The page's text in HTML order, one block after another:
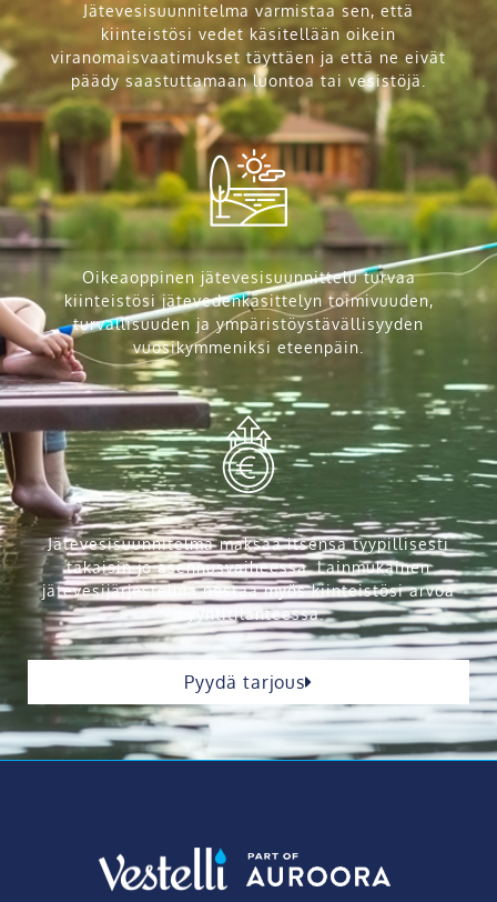
Jätevesisuunnitelma varmistaa sen, että
kiinteistösi vedet käsitellään oikein
viranomaisvaatimukset täyttäen ja että ne eivät
päädy saastuttamaan luontoa tai vesistöjä.
Oikeaoppinen jätevesisuunnittelu turvaa
kiinteistösi jätevedenkäsittelyn toimivuuden,
turvallisuuden ja ympäristöystävällisyyden
vuosikymmeniksi eteenpäin.
Jätevesisuunnitelma maksaa itsensä tyypillisesti
takaisin jo asennusvaiheessa. Lainmukainen
jätevesijärjestelmä nostaa myös kiinteistösi arvoa
myyntitilanteessa.
Pyydä tarjous